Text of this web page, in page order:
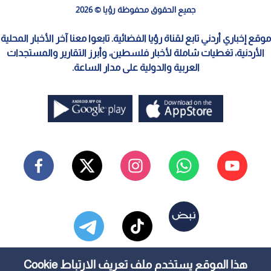
هذا الموقع يستخدم ملف تعريف الارتباط Cookie
جميع الحقوق محفوظة رؤيا © 2026
موقع إخباري أردني تابع لقناة رؤيا الفضائية. تابعوا معنا آخر الأخبار المحلية
الأردنية، تغطيات شاملة لأخبار فلسطين، وأبرز التقارير والمستجدات
العربية والدولية على مدار الساعة.